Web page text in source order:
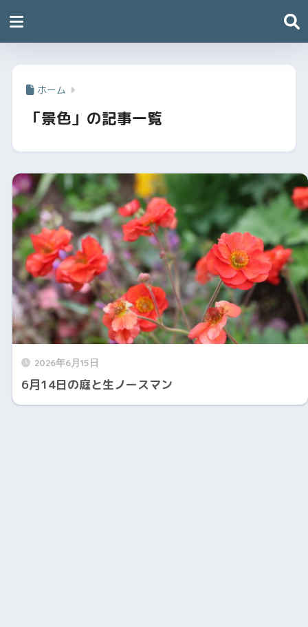
ホーム
「景色」の記事一覧
2026年6月15日
6月14日の庭と生ノースマン